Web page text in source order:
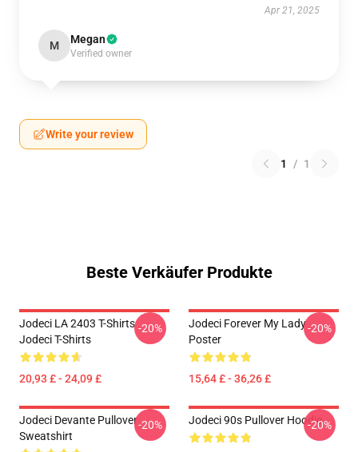
Apr 21, 2025
M Megan
Verified owner
Write your review
1 / 1
Beste Verkäufer Produkte
Jodeci LA 2403 T-Shirts
Jodeci T-Shirts
20,93 £ - 24,09 £
-20%
Jodeci Forever My Lady
Poster
15,64 £ - 36,26 £
-20%
Jodeci Devante Pullover
Sweatshirt
-20% Jodeci 90s Pullover Hoodie
-20%